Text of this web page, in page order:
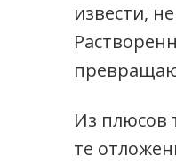
извести,
Из плюсов
те